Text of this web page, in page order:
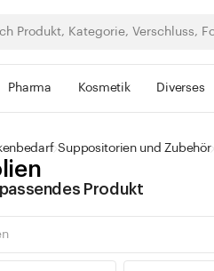
Pharma Kosmetik Diverses
Suppositorien und Zubehör
Produkt